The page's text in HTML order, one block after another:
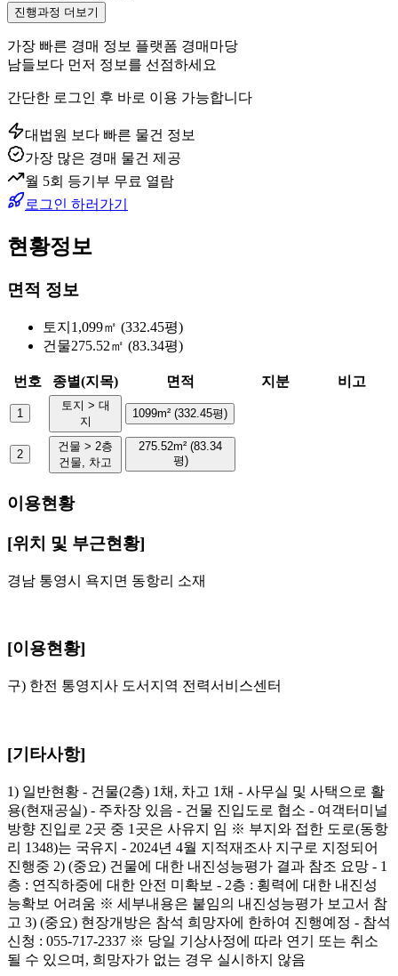
진행과정 더보기
가장 빠른 경매 정보 플랫폼 경매마당
남들보다 먼저 정보를 선점하세요
간단한 로그인 후 바로 이용 가능합니다
대법원 보다 빠른 물건 정보
가장 많은 경매 물건 제공
월 5회 등기부 무료 열람
로그인 하러가기
현황정보
면적 정보
토지 1,099㎡ (332.45평)
건물275.52㎡ (83.34평)
번호 종별(지목) 면적 지분 비고
1
토지 > 대
지
1099m² (332.45평)
2
건물 > 2층
건물, 차고
275.52m² (83.34
평)
이용현황
[위치 및 부근현황]
경남 통영시 욕지면 동항리 소재
[이용현황]
구) 한전 통영지사 도서지역 전력서비스센터
[기타사항]
1) 일반현황 - 건물(2층) 1채, 차고 1채 - 사무실 및 사택으로 활
용(현재공실) - 주차장 있음 - 건물 진입도로 협소 - 여객터미널
방향 진입로 2곳 중 1곳은 사유지 임 ※ 부지와 접한 도로(동항
리 1348)는 국유지 - 2024년 4월 지적재조사 지구로 지정되어
진행중 2) (중요) 건물에 대한 내진성능평가 결과 참조 요망 - 1
층 : 연직하중에 대한 안전 미확보 - 2층 : 횡력에 대한 내진성
능확보 어려움 ※ 세부내용은 붙임의 내진성능평가 보고서 참
고 3) (중요) 현장개방은 참석 희망자에 한하여 진행예정 - 참석
신청 : 055-717-2337 ※ 당일 기상사정에 따라 연기 또는 취소
될 수 있으며, 희망자가 없는 경우 실시하지 않음